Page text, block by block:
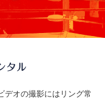
タル
デオの撮影にはリング常